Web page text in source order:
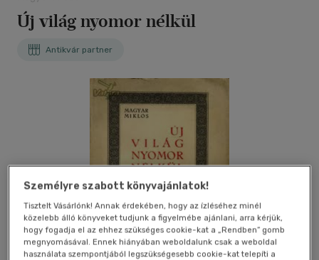
Új világ nyomor nélkül
Antikvár partner
Személyre szabott könyvajánlatok!
Tisztelt Vásárlónk! Annak érdekében, hogy az ízléséhez minél
közelebb álló könyveket tudjunk a figyelmébe ajánlani, arra kérjük,
hogy fogadja el az ehhez szükséges cookie-kat a „Rendben” gomb
megnyomásával. Ennek hiányában weboldalunk csak a weboldal
használata szempontjából legszükségesebb cookie-kat telepíti a